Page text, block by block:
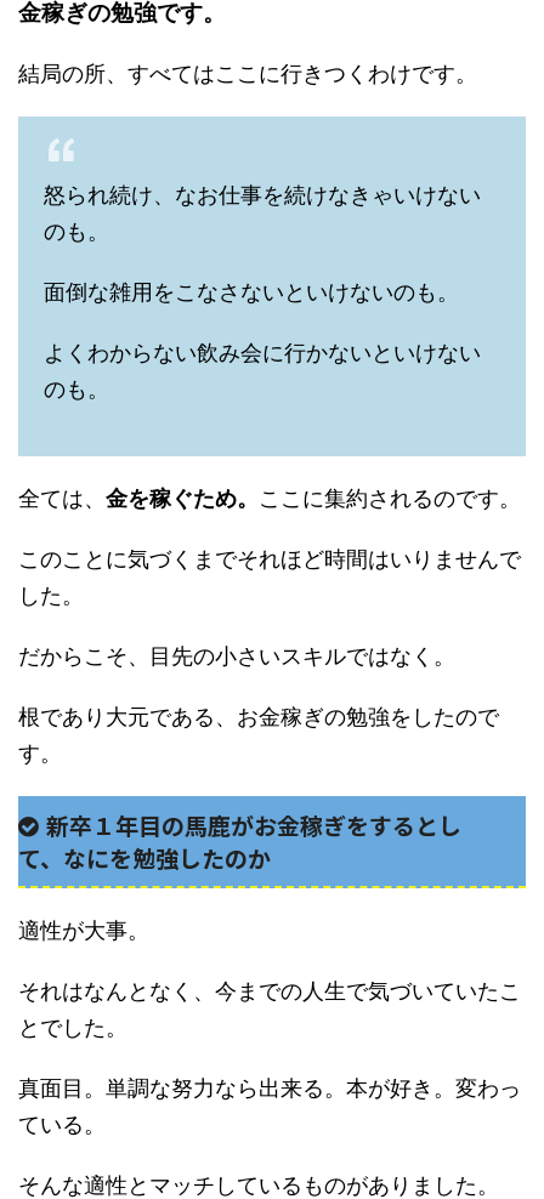
金稼ぎの勉強です。
結局の所、すべてはここに行きつくわけです。
怒られ続け、なお仕事を続けなきゃいけない
のも。
面倒な雑用をこなさないといけないのも。
よくわからない飲み会に行かないといけない
のも。
全ては、 金を稼ぐため。 ここに集約されるのです。
このことに気づくまでそれほど時間はいりませんで
した。
だからこそ、目先の小さいスキルではなく。
根であり大元である、お金稼ぎの勉強をしたので
す。
新卒１年目の馬鹿がお金稼ぎをするとし
て、なにを勉強したのか
適性が大事。
それはなんとなく、今までの人生で気づいていたこ
とでした。
真面目。単調な努力なら出来る。本が好き。変わっ
ている。
そんな適性とマッチしているものがありました。